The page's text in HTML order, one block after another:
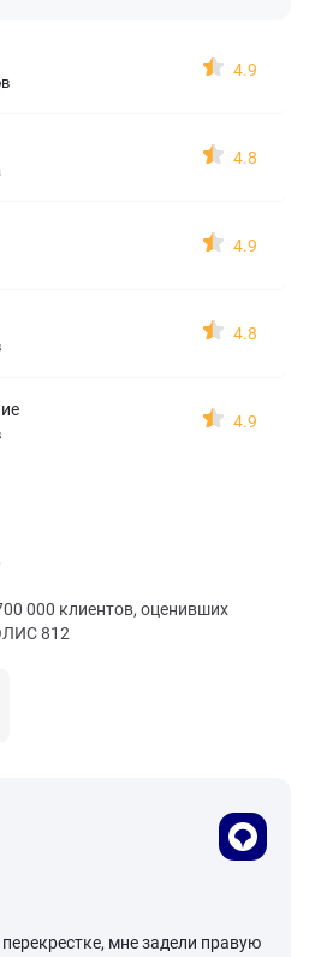
4.9
4.8
4.9
4.8
4.9
000 клиентов, оценивших
812
мне задели правую